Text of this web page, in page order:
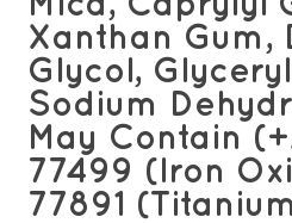
Xanthan Gum,
Glycol,
Sodium
May Contain
77499 (Iron
77891